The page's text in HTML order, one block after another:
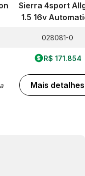
Sierra 4sport
1.5 16v
028081-0
R$ 171.854
Mais detalhes